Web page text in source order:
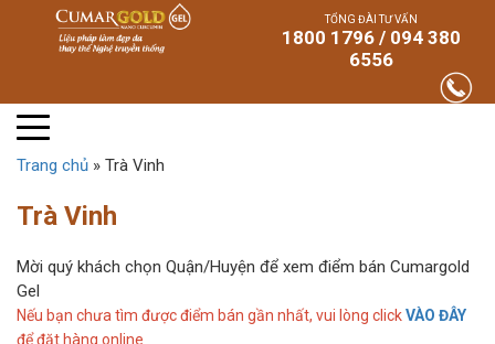
TỔNG ĐÀI TƯ VẤN
1800 1796 / 094 380
6556
Trang chủ » Trà Vinh
Trà Vinh
Mời quý khách chọn Quận/Huyện để xem điểm bán Cumargold
Gel
Nếu bạn chưa tìm được điểm bán gần nhất, vui lòng clickVÀO ĐÂY
để đặt hàng online